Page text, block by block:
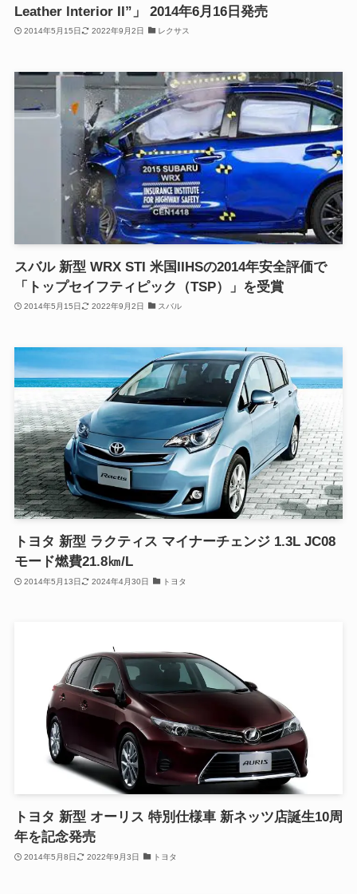
Leather lnterior II”」 2014年6月16日発売
2014年5月15日 2022年9月2日 レクサス
スバル 新型 WRX STI 米国IIHSの2014年安全評価で
「トップセイフティピック（TSP）」を受賞
2014年5月15日 2022年9月2日 スバル
トヨタ 新型 ラクティス マイナーチェンジ 1.3L JC08
モード燃費21.8㎞/L
2014年5月13日 2024年4月30日 トヨタ
トヨタ 新型 オーリス 特別仕様車 新ネッツ店誕生10周
年を記念発売
2014年5月8日 2022年9月3日 トヨタ